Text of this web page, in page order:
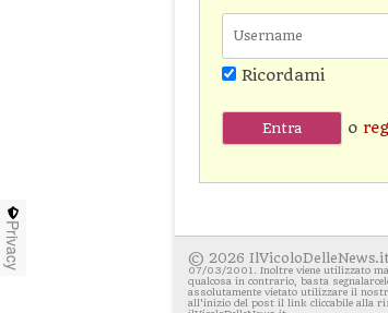
Ricordami
o
© 2026
07/03/2001. Inoltre viene utilizzato
qualcosa in contrario, basta
assolutamente vietato utilizzare il
all'inizio del post il link cliccabile alla
Privacy